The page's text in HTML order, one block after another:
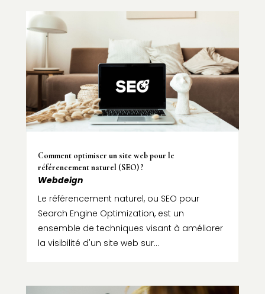
Comment optimiser un site web pour le
référencement naturel (SEO) ?
Webdeign
Le référencement naturel, ou SEO pour
Search Engine Optimization, est un
ensemble de techniques visant à améliorer
la visibilité d'un site web sur...